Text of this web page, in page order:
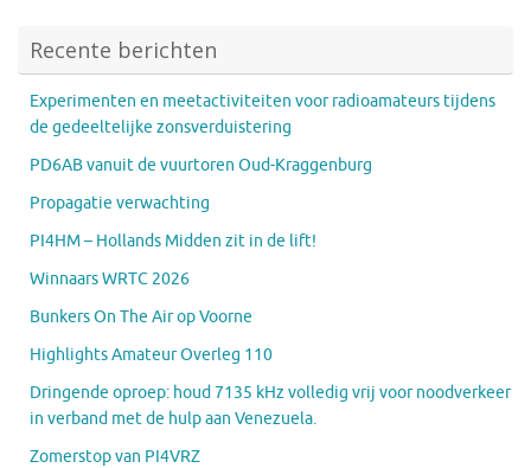
Recente berichten
Experimenten en meetactiviteiten voor radioamateurs tijdens
de gedeeltelijke zonsverduistering
PD6AB vanuit de vuurtoren Oud-Kraggenburg
Propagatie verwachting
PI4HM – Hollands Midden zit in de lift!
Winnaars WRTC 2026
Bunkers On The Air op Voorne
Highlights Amateur Overleg 110
Dringende oproep: houd 7135 kHz volledig vrij voor noodverkeer
in verband met de hulp aan Venezuela.
Zomerstop van PI4VRZ